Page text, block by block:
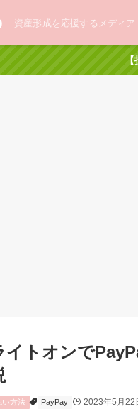
資産形成を応援するメディア
イトオンで
い方法 PayPay 2023年5月22